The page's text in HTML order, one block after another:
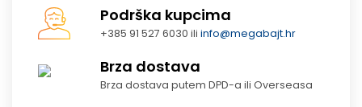
Podrška kupcima
+385 91 527 6030 iliinfo@megabajt.hr
Brza dostava
Brza dostava putem DPD-a ili Overseasa